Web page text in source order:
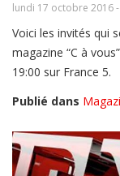
lundi 17 octobre 2016
Voici les invités qui
magazine “C à
19:00 sur France 5.
Publié dans